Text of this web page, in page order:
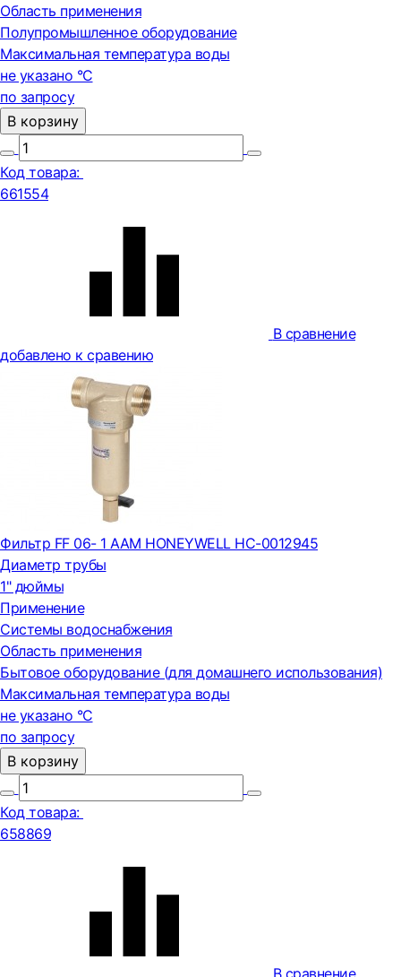
Область применения
Полупромышленное оборудование
Максимальная температура воды
не указано °С
по запросу
В корзину
Код товара:
661554
В сравнение
добавлено к сравению
Фильтр FF 06- 1 AAM HONEYWELL НС-0012945
Диаметр трубы
1" дюймы
Применение
Системы водоснабжения
Область применения
Бытовое оборудование (для домашнего использования)
Максимальная температура воды
не указано °С
по запросу
В корзину
Код товара:
658869